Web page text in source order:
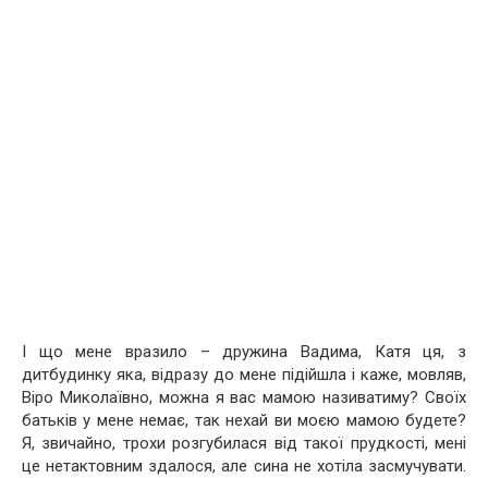
І що мене вразило – дружина Вадима, Катя ця, з
дитбудинку яка, відразу до мене підійшла і каже, мовляв,
Віро Миколаївно, можна я вас мамою називатиму? Своїх
батьків у мене немає, так нехай ви моєю мамою будете?
Я, звичайно, трохи розгубилася від такої прудкості, мені
це нетактовним здалося, але сина не хотіла засмучувати.